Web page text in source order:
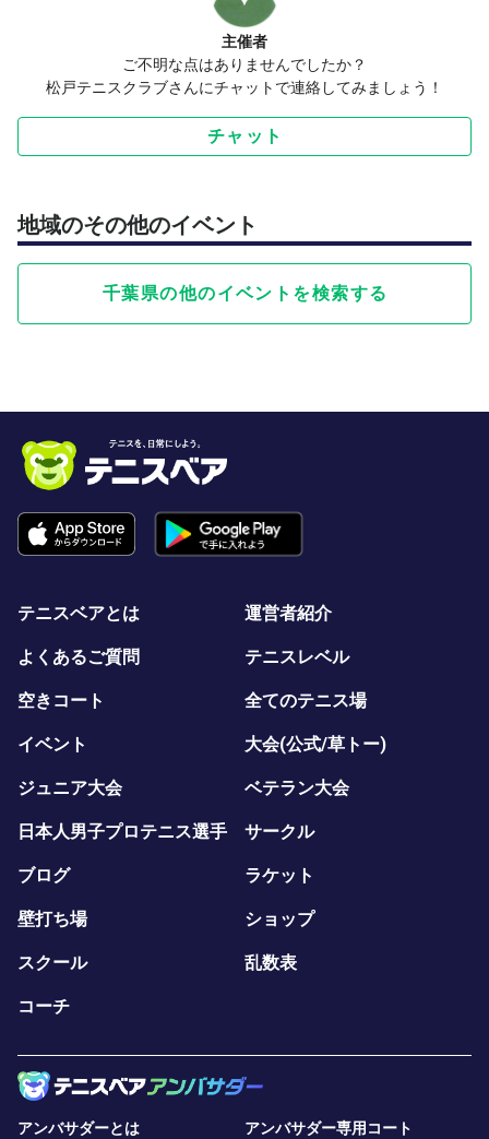
主催者
ご不明な点はありませんでしたか？
松戸テニスクラブさんにチャットで連絡してみましょう！
チャット
地域のその他のイベント
千葉県の他のイベントを検索する
テニスベアとは 運営者紹介
よくあるご質問 テニスレベル
空きコート 全てのテニス場
イベント 大会(公式/草トー)
ジュニア大会 ベテラン大会
日本人男子プロテニス選手 サークル
ブログ ラケット
壁打ち場 ショップ
スクール 乱数表
コーチ
アンバサダーとは アンバサダー専用コート